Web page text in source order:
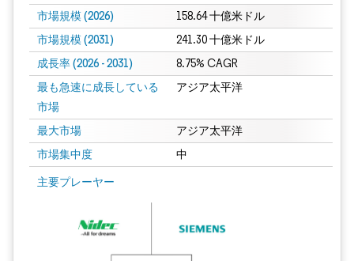
市場規模 (2026) 158.64 十億米ドル
市場規模 (2031) 241.30 十億米ドル
成長率 (2026 - 2031) 8.75% CAGR
最も急速に成長している
市場
アジア太平洋
最大市場 アジア太平洋
市場集中度 中
主要プレーヤー
画像 © Mordor Intelligence。再利用にはCC BY 4.0の表示が必要です。